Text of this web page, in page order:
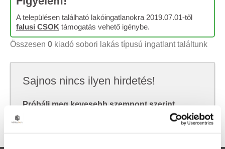
A településen található lakóingatlanokra 2019.07.01-től
falusi CSOK támogatás vehető igénybe.
Összesen 0 kiadó sobori lakás típusú ingatlant találtunk
Sajnos nincs ilyen hirdetés!
Próbálj meg kevesebb szempont szerint
keresni, hátha akkor megtalálod, amit keresel.